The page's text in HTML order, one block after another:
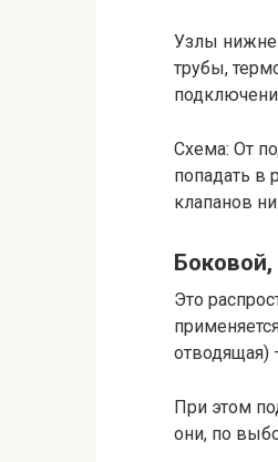
Узлы
трубы,
Схема: От
попадать в
клапанов
Это
отводящая)
При этом
они, по